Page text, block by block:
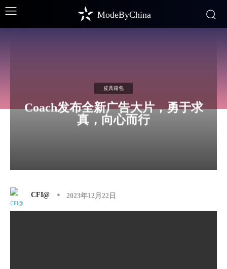
ModeByChina
皮具箱包
Coach发布全新广告大片，勇于求
真，向心而行
CFI@ 2023年12月22日